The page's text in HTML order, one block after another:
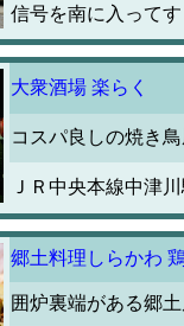
信号を南に入ってす
大衆酒場 楽らく
コスパ良しの焼き
ＪＲ中央本線中津
郷土料理しらかわ
囲炉裏端がある郷